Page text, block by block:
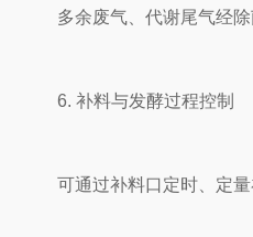
多余废气、代谢尾气经除
6. 补料与发酵过程控制
可通过补料口定时、定量